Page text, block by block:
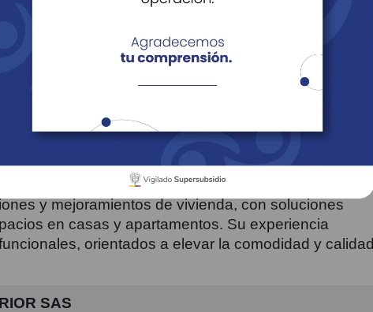
Construimos con Todos
y mejoramientos de vivienda, con soluciones
en casas y apartamentos. Su experiencia
orientados a elevar la comodidad y calidad
SAS